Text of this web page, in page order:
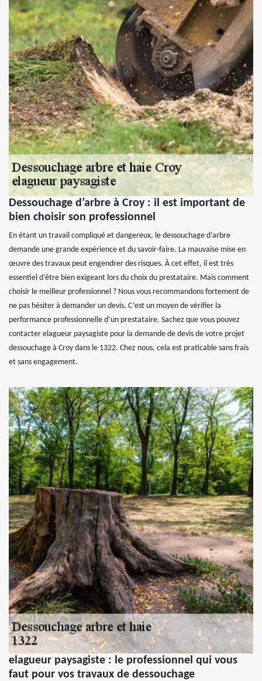
Dessouchage d’arbre à Croy : il est important de
bien choisir son professionnel
En étant un travail compliqué et dangereux, le dessouchage d’arbre
demande une grande expérience et du savoir-faire. La mauvaise mise en
œuvre des travaux peut engendrer des risques. À cet effet, il est très
essentiel d’être bien exigeant lors du choix du prestataire. Mais comment
choisir le meilleur professionnel ? Nous vous recommandons fortement de
ne pas hésiter à demander un devis. C’est un moyen de vérifier la
performance professionnelle d’un prestataire. Sachez que vous pouvez
contacter elagueur paysagiste pour la demande de devis de votre projet
dessouchage à Croy dans le 1322. Chez nous, cela est praticable sans frais
et sans engagement.
elagueur paysagiste : le professionnel qui vous
faut pour vos travaux de dessouchage